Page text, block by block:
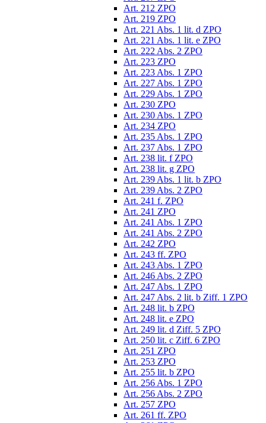
Art. 212 ZPO
Art. 219 ZPO
Art. 221 Abs. 1 lit. d ZPO
Art. 221 Abs. 1 lit. e ZPO
Art. 222 Abs. 2 ZPO
Art. 223 ZPO
Art. 223 Abs. 1 ZPO
Art. 227 Abs. 1 ZPO
Art. 229 Abs. 1 ZPO
Art. 230 ZPO
Art. 230 Abs. 1 ZPO
Art. 234 ZPO
Art. 235 Abs. 1 ZPO
Art. 237 Abs. 1 ZPO
Art. 238 lit. f ZPO
Art. 238 lit. g ZPO
Art. 239 Abs. 1 lit. b ZPO
Art. 239 Abs. 2 ZPO
Art. 241 f. ZPO
Art. 241 ZPO
Art. 241 Abs. 1 ZPO
Art. 241 Abs. 2 ZPO
Art. 242 ZPO
Art. 243 ff. ZPO
Art. 243 Abs. 1 ZPO
Art. 246 Abs. 2 ZPO
Art. 247 Abs. 1 ZPO
Art. 247 Abs. 2 lit. b Ziff. 1 ZPO
Art. 248 lit. b ZPO
Art. 248 lit. e ZPO
Art. 249 lit. d Ziff. 5 ZPO
Art. 250 lit. c Ziff. 6 ZPO
Art. 251 ZPO
Art. 253 ZPO
Art. 255 lit. b ZPO
Art. 256 Abs. 1 ZPO
Art. 256 Abs. 2 ZPO
Art. 257 ZPO
Art. 261 ff. ZPO